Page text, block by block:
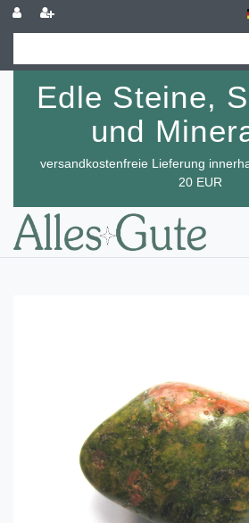
Edle Steine,
und
versandkostenfreie Lieferung
20 EUR